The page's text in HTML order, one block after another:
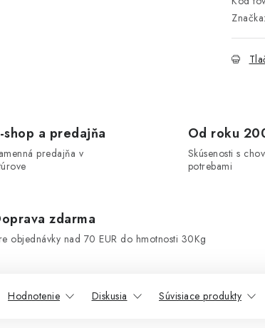
shop a predajňa
predajňa v
Od roku
Skúsenosti s
potrebami
zdarma
objednávky nad 70 EUR do hmotnosti 30Kg
Hodnotenie Diskusia Súvisiace produkty